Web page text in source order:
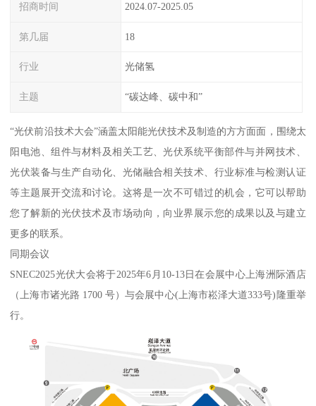
招商时间 2024.07-2025.05
第几届 18
行业 光储氢
主题 “碳达峰、碳中和”
“光伏前沿技术大会”涵盖太阳能光伏技术及制造的方方面面，围绕太
阳电池、组件与材料及相关工艺、光伏系统平衡部件与并网技术、
光伏装备与生产自动化、光储融合相关技术、行业标准与检测认证
等主题展开交流和讨论。这将是一次不可错过的机会，它可以帮助
您了解新的光伏技术及市场动向，向业界展示您的成果以及与建立
更多的联系。
同期会议
SNEC2025光伏大会将于2025年6月10-13日在会展中心上海洲际酒店
（上海市诸光路 1700 号）与会展中心(上海市崧泽大道333号)隆重举
行。